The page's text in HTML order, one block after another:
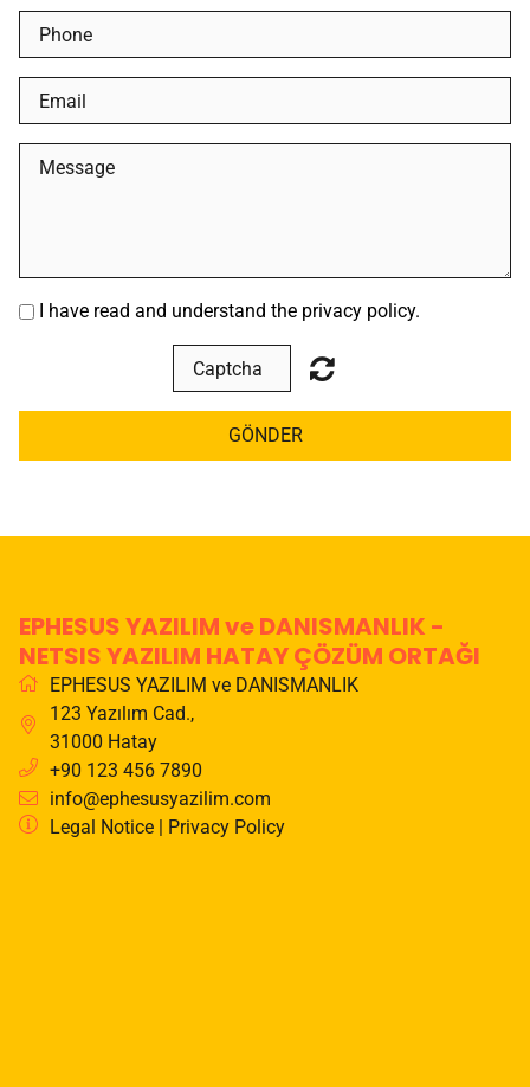
I have read and understand the privacy policy.
GÖNDER
EPHESUS YAZILIM ve DANISMANLIK -
NETSIS YAZILIM HATAY ÇÖZÜM ORTAĞI
EPHESUS YAZILIM ve DANISMANLIK
123 Yazılım Cad.,
31000 Hatay
+90 123 456 7890
info@ephesusyazilim.com
Legal Notice| Privacy Policy